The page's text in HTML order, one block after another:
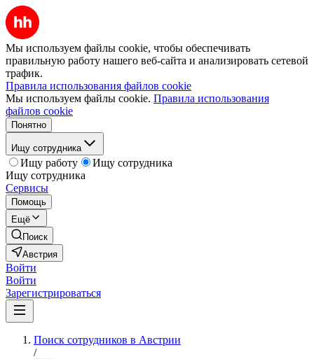
Мы используем файлы cookie, чтобы обеспечивать
правильную работу нашего веб-сайта и анализировать сетевой
трафик.
Правила использования файлов cookie
Мы используем файлы cookie. Правила использования
файлов cookie
Понятно
Ищу сотрудника
Ищу работу
Ищу сотрудника
Ищу сотрудника
Сервисы
Помощь
Ещё
Поиск
Австрия
Войти
Войти
Зарегистрироваться
Поиск сотрудников в Австрии
/